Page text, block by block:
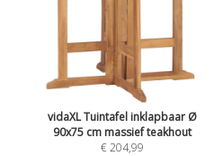
vidaXL Tuintafel inklapbaar Ø
90x75 cm massief teakhout
€ 204,99